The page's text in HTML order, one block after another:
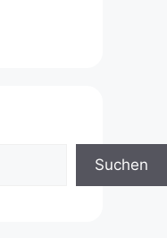
Suchen